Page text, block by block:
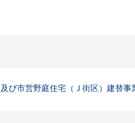
び市営野庭住宅（Ｊ街区）建替